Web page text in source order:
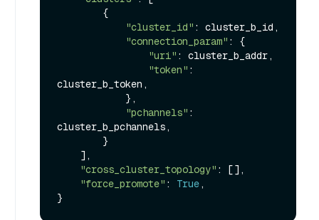
"cluster_id" : cluster_b_id,
"connection_param" : {
"uri" : cluster_b_addr,
"token" :
cluster_b_token,
"pchannels" :
cluster_b_pchannels,
"cross_cluster_topology" : [],
"force_promote" : True ,